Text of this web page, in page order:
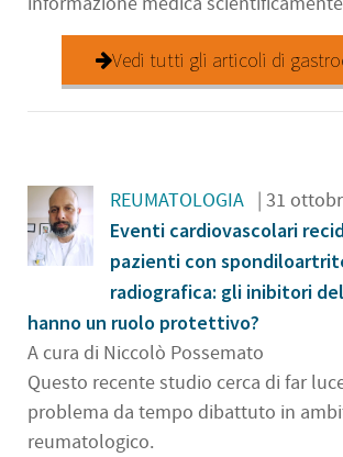
Vedi tutti gli articoli di
REUMATOLOGIA| 31
Eventi cardiovascolari
pazienti con
radiografica: gli inibitori
hanno un ruolo protettivo?
A cura di Niccolò Possemato
Questo recente studio cerca di far
problema da tempo dibattuto in
reumatologico.